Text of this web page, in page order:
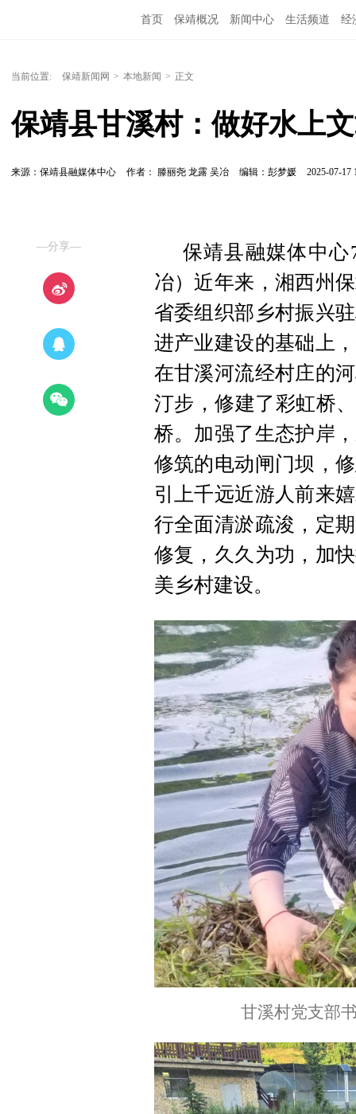
首页 保靖概况 新闻中心 生活频道 经
当前位置: 保靖新闻网 > 本地新闻 > 正文
保靖县甘溪村：做好水上
来源：保靖县融媒体中心 作者： 滕丽尧 龙露 吴冶 编辑：彭梦媛 2025-07-17
—分享—
保靖县融媒体中
冶）近年来，湘西州
省委组织部乡村振兴
进产业建设的基础上
在甘溪河流经村庄的
汀步，修建了彩虹桥
桥。加强了生态护岸
修筑的电动闸门坝，
引上千远近游人前来
行全面清淤疏浚，定
修复，久久为功，加
美乡村建设。
甘溪村党支部